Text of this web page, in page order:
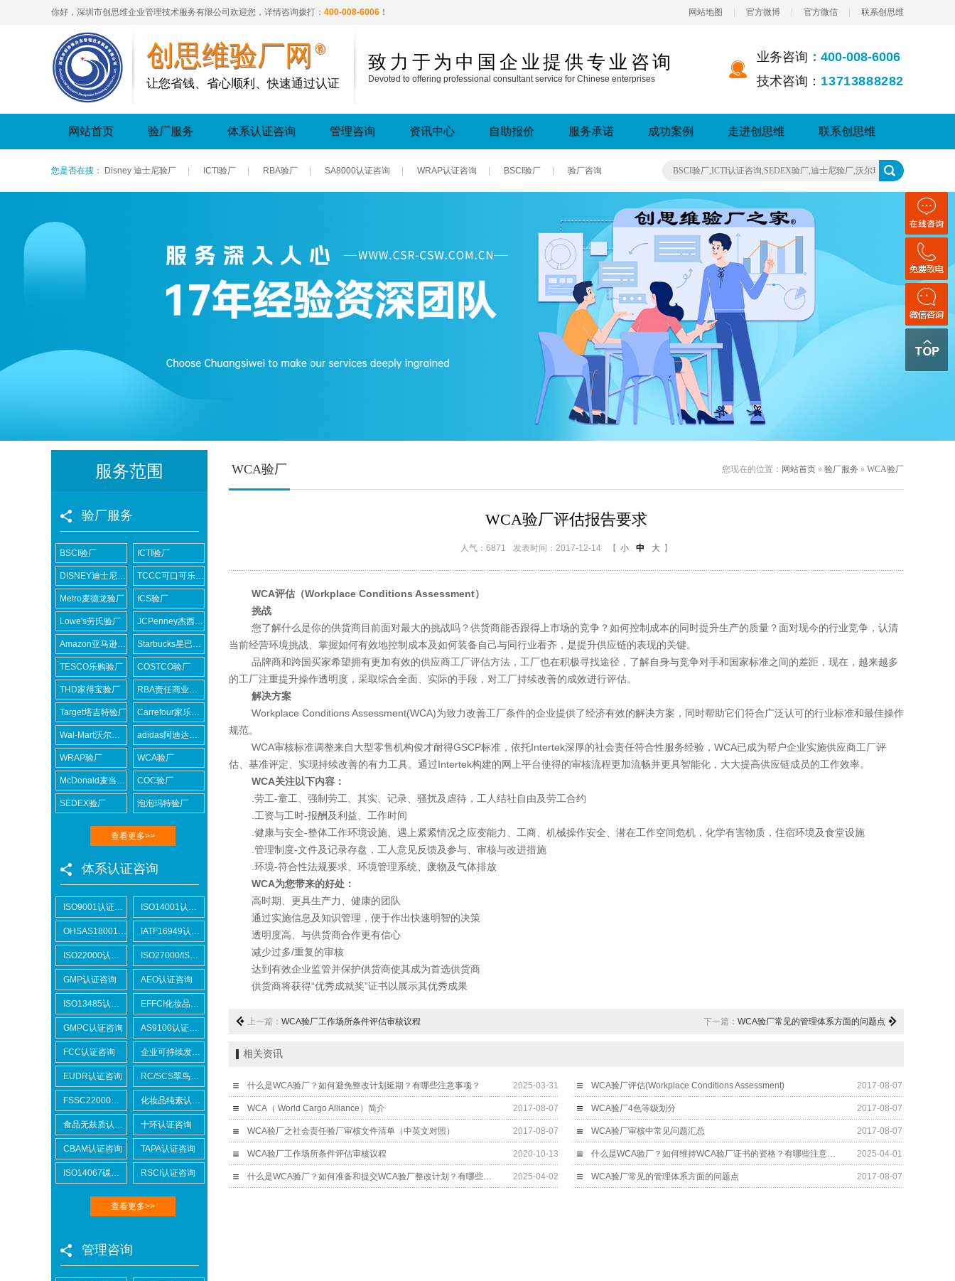
你好，深圳市创思维企业管理技术服务有限公司欢迎您，详情咨询拨打： 400-008-6006 ！ 网站地图 官方微博 官方微信 联系创思维
创思维验厂网 ®
让您省钱、省心顺利、快速通过认证
致力于为中国企业提供专业咨询
Devoted to offering professional consultant service for Chinese enterprises
业务咨询 ：400-008-6006
技术咨询： 13713888282
网站首页 验厂服务 体系认证咨询 管理咨询 资讯中心 自助报价 服务承诺 成功案例 走进创思维 联系创思维
您是否在搜： Disney 迪士尼验厂 ICTI验厂 RBA验厂 SA8000认证咨询 WRAP认证咨询 BSCI验厂 验厂咨询
服务范围
验厂服务
BSCI验厂 ICTI验厂
DISNEY迪士尼验厂 TCCC可口可乐验厂
Metro麦德龙验厂 ICS验厂
Lowe's劳氏验厂 JCPenney杰西潘尼验厂
Amazon亚马逊验厂 Starbucks星巴克验厂
TESCO乐购验厂 COSTCO验厂
THD家得宝验厂 RBA责任商业联盟认证咨询
Target塔吉特验厂 Carrefour家乐福验厂
Wal-Mart沃尔玛验厂 adidas阿迪达斯验厂
WRAP验厂 WCA验厂
McDonald麦当劳验厂 COC验厂
SEDEX验厂 泡泡玛特验厂
查看更多>>
体系认证咨询
ISO9001认证咨询 ISO14001认证咨询
OHSAS18001认证咨询 IATF16949认证咨询
ISO22000认证咨询 ISO27000/ISO27001认证咨询
GMP认证咨询 AEO认证咨询
ISO13485认证咨询 EFFCI化妆品原料认证咨询
GMPC认证咨询 AS9100认证咨询
FCC认证咨询 企业可持续发展SCORE认证咨询
EUDR认证咨询 RC/SCS翠鸟认证咨询
FSSC22000认证咨询 化妆品纯素认证咨询
食品无麸质认证咨询 十环认证咨询
CBAM认证咨询 TAPA认证咨询
ISO14067碳足迹 RSCI认证咨询
查看更多>>
管理咨询
WCA验厂 您现在的位置： 网站首页 » 验厂服务 » WCA验厂
WCA验厂评估报告要求
人气：6871 发表时间：2017-12-14 【 小 中 大 】
WCA评估（Workplace Conditions Assessment）
挑战
您了解什么是你的供货商目前面对最大的挑战吗？供货商能否跟得上市场的竞争？如何控制成本的同时提升生产的质量？面对现今的行业竞争，认清
当前经营环境挑战、掌握如何有效地控制成本及如何装备自己与同行业看齐，是提升供应链的表现的关键。
品牌商和跨国买家希望拥有更加有效的供应商工厂评估方法，工厂也在积极寻找途径，了解自身与竞争对手和国家标准之间的差距，现在，越来越多
的工厂注重提升操作透明度，采取综合全面、实际的手段，对工厂持续改善的成效进行评估。
解决方案
Workplace Conditions Assessment(WCA)为致力改善工厂条件的企业提供了经济有效的解决方案，同时帮助它们符合广泛认可的行业标准和最佳操作
规范。
WCA审核标准调整来自大型零售机构俊才耐得GSCP标准，依托Intertek深厚的社会责任符合性服务经验，WCA已成为帮户企业实施供应商工厂评
估、基准评定、实现持续改善的有力工具。通过Intertek构建的网上平台使得的审核流程更加流畅并更具智能化，大大提高供应链成员的工作效率。
WCA关注以下内容：
.劳工-童工、强制劳工、其实、记录、骚扰及虐待，工人结社自由及劳工合约
.工资与工时-报酬及利益、工作时间
.健康与安全-整体工作环境设施、遇上紧紧情况之应变能力、工商、机械操作安全、潜在工作空间危机，化学有害物质，住宿环境及食堂设施
.管理制度-文件及记录存盘，工人意见反馈及参与、审核与改进措施
.环境-符合性法规要求、环境管理系统、废物及气体排放
WCA为您带来的好处：
高时期、更具生产力、健康的团队
通过实施信息及知识管理，便于作出快速明智的决策
透明度高、与供货商合作更有信心
减少过多/重复的审核
达到有效企业监管并保护供货商使其成为首选供货商
供货商将获得“优秀成就奖”证书以展示其优秀成果
上一篇： WCA验厂工作场所条件评估审核议程 下一篇： WCA验厂常见的管理体系方面的问题点
相关资讯
什么是WCA验厂？如何避免整改计划延期？有哪些注意事项？ 2025-03-31 WCA验厂评估(Workplace Conditions Assessment) 2017-08-07
WCA（ World Cargo Alliance）简介 2017-08-07 WCA验厂4色等级划分 2017-08-07
WCA验厂之社会责任验厂审核文件清单（中英文对照） 2017-08-07 WCA验厂审核中常见问题汇总 2017-08-07
WCA验厂工作场所条件评估审核议程 2020-10-13 什么是WCA验厂？如何维持WCA验厂证书的资格？有哪些注意事项？ 2025-04-01
什么是WCA验厂？如何准备和提交WCA验厂整改计划？有哪些注意事项？ 2025-04-02 WCA验厂常见的管理体系方面的问题点 2017-08-07